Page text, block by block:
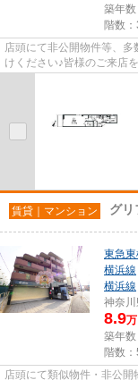
築年数
階数
店頭にて非公開物件等、
けください♪皆様のご来店
賃貸｜マンション グリ
東急東
横浜線
横浜線
神奈
8.9
築年数
階数
店頭にて類似物件・非公